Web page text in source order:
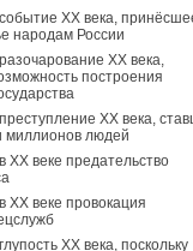
ХХ века,
народам России
ХХ века,
построения
ХХ века,
миллионов людей
ХХ веке предательство
ХХ веке провокация
ХХ века, поскольку